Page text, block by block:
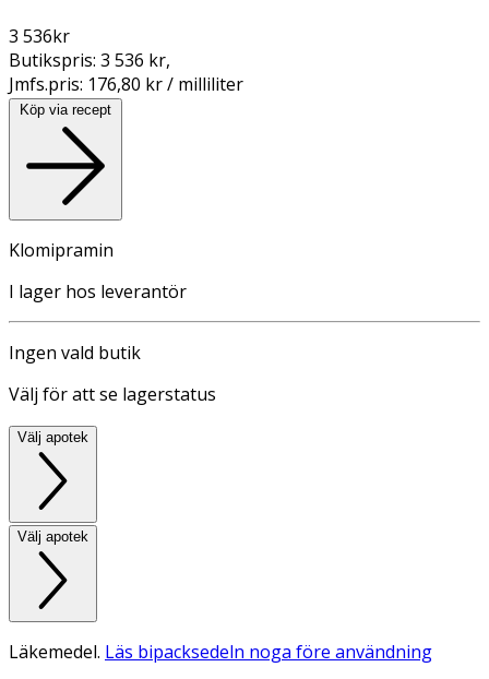
3 536kr
Butikspris: 3 536 kr,
Jmfs.pris: 176,80 kr / milliliter
Köp via recept
Klomipramin
I lager hos leverantör
Ingen vald butik
Välj för att se lagerstatus
Välj apotek
Välj apotek
Läkemedel. Läs bipacksedeln noga före användning